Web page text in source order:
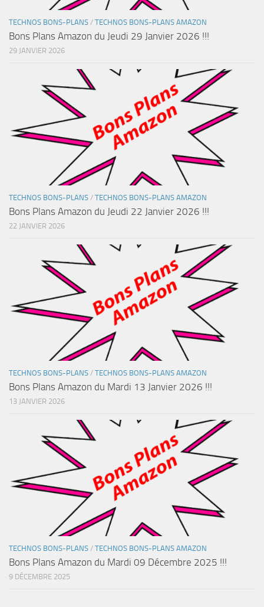
TECHNOS BONS-PLANS / TECHNOS BONS-PLANS AMAZON
Bons Plans Amazon du Jeudi 29 Janvier 2026 !!!
29 JANVIER 2026
TECHNOS BONS-PLANS / TECHNOS BONS-PLANS AMAZON
Bons Plans Amazon du Jeudi 22 Janvier 2026 !!!
22 JANVIER 2026
TECHNOS BONS-PLANS / TECHNOS BONS-PLANS AMAZON
Bons Plans Amazon du Mardi 13 Janvier 2026 !!!
13 JANVIER 2026
TECHNOS BONS-PLANS / TECHNOS BONS-PLANS AMAZON
Bons Plans Amazon du Mardi 09 Décembre 2025 !!!
9 DÉCEMBRE 2025